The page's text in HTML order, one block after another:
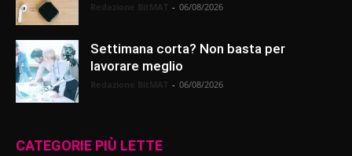
- 06/08/2026
Settimana corta? Non basta per
lavorare meglio
- 06/08/2026
CATEGORIE PIÙ LETTE